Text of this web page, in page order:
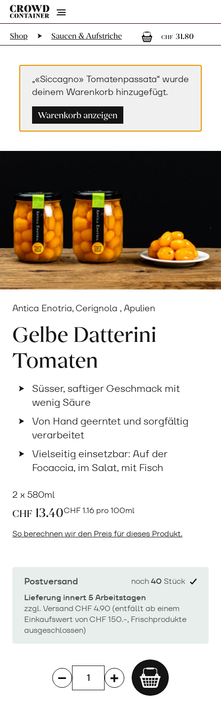
Menu
Shop Saucen & Aufstriche
CHF 31.801
„«Siccagno» Tomatenpassata“ wurde
deinem Warenkorb hinzugefügt.
Warenkorb anzeigen
Antica Enotria, Cerignola , Apulien
Gelbe Datterini
Tomaten
Süsser, saftiger Geschmack mit
wenig Säure
Von Hand geerntet und sorgfältig
verarbeitet
Vielseitig einsetzbar: Auf der
Focaccia, im Salat, mit Fisch
2 x 580ml
CHF 13.40CHF1.16 pro 100ml
So berechnen wir den Preis für dieses Produkt.
Postversand
Lieferung innert 5 Arbeitstagen
zzgl. Versand CHF 4.90 (entfällt ab einem
Einkaufswert von CHF 150.-, Frischprodukte
ausgeschlossen)
noch40 Stück
Add